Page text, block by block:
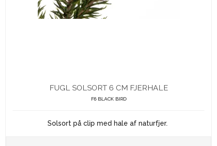
FUGL SOLSORT 6 CM FJERHALE
F6 BLACK BIRD
Solsort på clip med hale af naturfjer.